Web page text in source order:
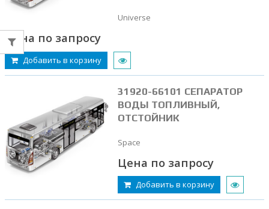
Universe
Цена по запросу
Добавить в корзину
31920-66101 СЕПАРАТОР
ВОДЫ ТОПЛИВНЫЙ,
ОТСТОЙНИК
Space
Цена по запросу
Добавить в корзину